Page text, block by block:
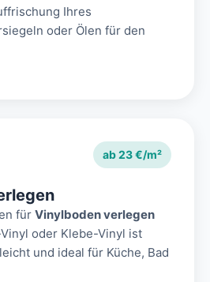
Ihres
oder Ölen für den
ab 23 €/m²
für Vinylboden verlegen
oder Klebe-Vinyl ist
und ideal für Küche, Bad